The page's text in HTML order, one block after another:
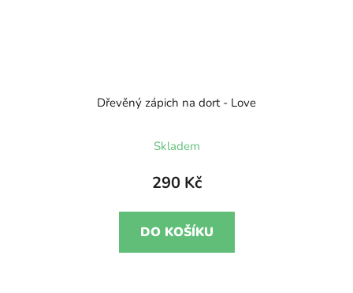
Dřevěný zápich na dort - Love
Skladem
290 Kč
DO KOŠÍKU